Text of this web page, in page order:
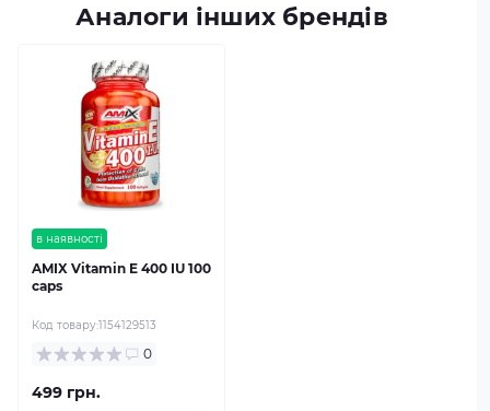
Аналоги інших брендів
в наявності
AMIX Vitamin E 400 IU 100
caps
Код товару:1154129513
0
499 грн.